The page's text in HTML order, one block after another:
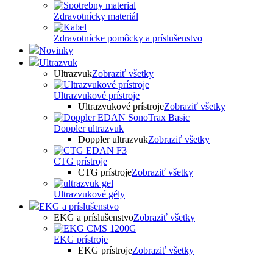
Zdravotnícky materiál
Zdravotnícke pomôcky a príslušenstvo
Novinky
Ultrazvuk
UltrazvukZobraziť všetky
Ultrazvukové prístroje
Ultrazvukové prístrojeZobraziť všetky
Doppler ultrazvuk
Doppler ultrazvukZobraziť všetky
CTG prístroje
CTG prístrojeZobraziť všetky
Ultrazvukové gély
EKG a príslušenstvo
EKG a príslušenstvoZobraziť všetky
EKG prístroje
EKG prístrojeZobraziť všetky